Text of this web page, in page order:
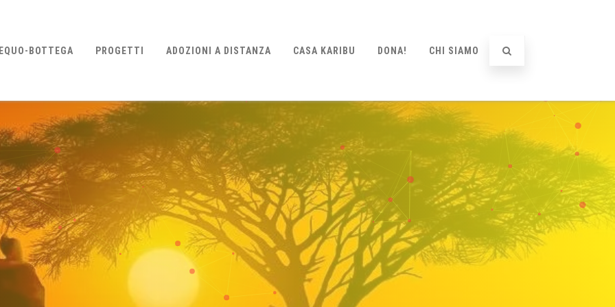
BOTTEGA PROGETTI ADOZIONI A DISTANZA CASA KARIBU DONA! CHI SIAMO